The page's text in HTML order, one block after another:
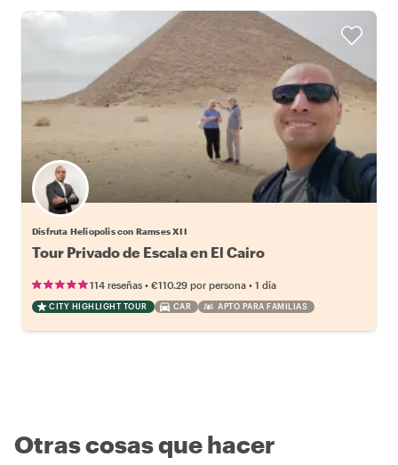
Disfruta Heliopolis con Ramses XII
Tour Privado de Escala en El Cairo
114 reseñas • €110.29 por persona • 1 día
CITY HIGHLIGHT TOUR CAR APTO PARA FAMILIAS
Otras cosas que hacer